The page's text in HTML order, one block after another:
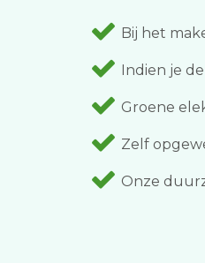
Bij het
Indien je
Groene
Zelf
Onze